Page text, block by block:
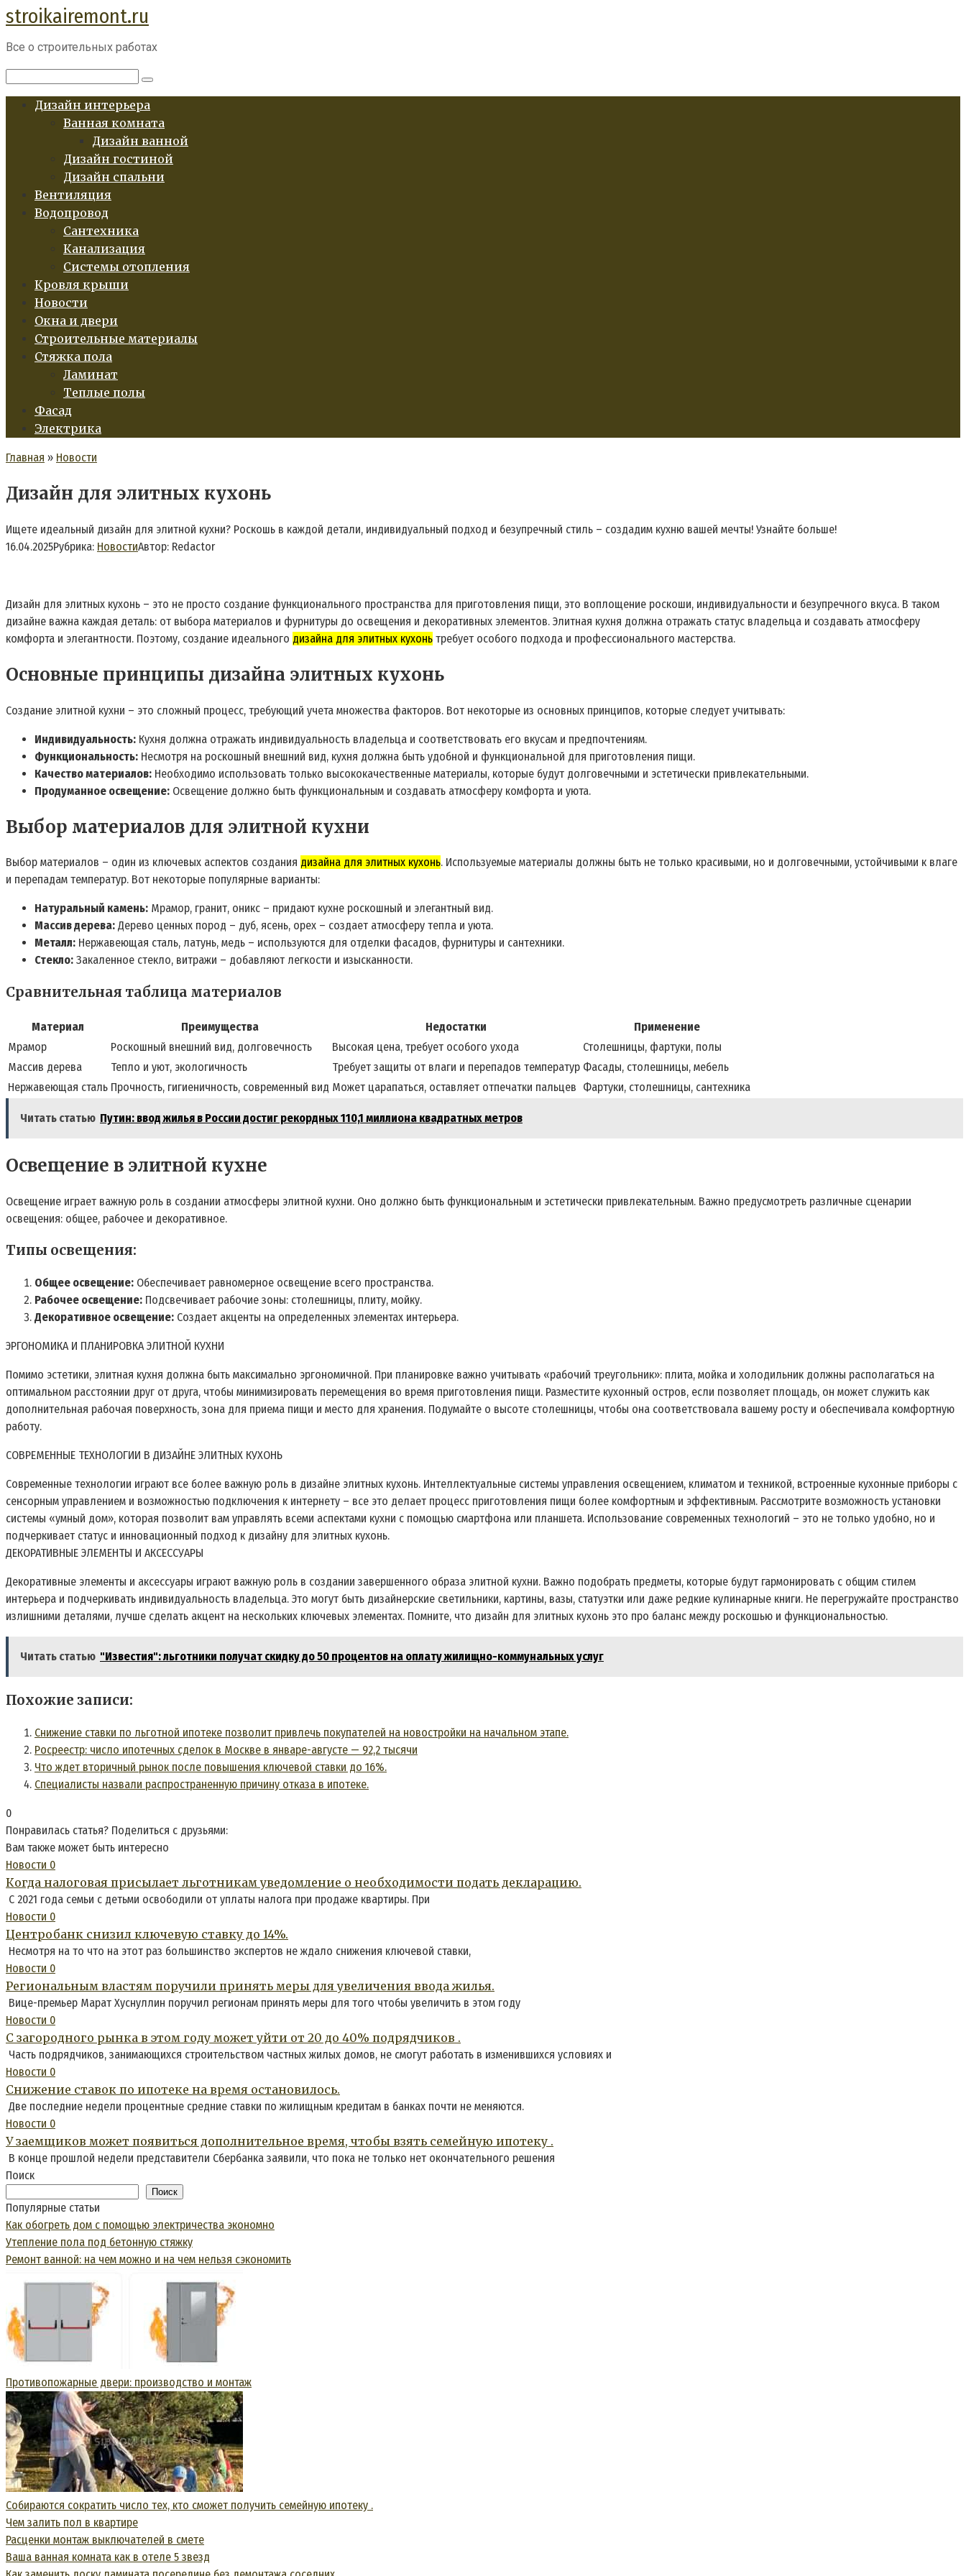
Перейти
к
контенту
stroikairemont.ru
Все о строительных работах
Дизайн интерьера
Ванная комната
Дизайн ванной
Дизайн гостиной
Дизайн спальни
Вентиляция
Водопровод
Сантехника
Канализация
Системы отопления
Кровля крыши
Новости
Окна и двери
Строительные материалы
Стяжка пола
Ламинат
Теплые полы
Фасад
Электрика
Главная » Новости
Дизайн для элитных кухонь
Ищете идеальный дизайн для элитной кухни? Роскошь в каждой детали, индивидуальный подход и безупречный стиль – создадим кухню вашей мечты! Узнайте больше!
16.04.2025Рубрика: НовостиАвтор: Redactor
Дизайн для элитных кухонь – это не просто создание функционального пространства для приготовления пищи, это воплощение роскоши, индивидуальности и безупречного вкуса. В таком
дизайне важна каждая деталь: от выбора материалов и фурнитуры до освещения и декоративных элементов. Элитная кухня должна отражать статус владельца и создавать атмосферу
комфорта и элегантности. Поэтому, создание идеального дизайна для элитных кухонь требует особого подхода и профессионального мастерства.
Основные принципы дизайна элитных кухонь
Создание элитной кухни – это сложный процесс, требующий учета множества факторов. Вот некоторые из основных принципов, которые следует учитывать:
Индивидуальность: Кухня должна отражать индивидуальность владельца и соответствовать его вкусам и предпочтениям.
Функциональность: Несмотря на роскошный внешний вид, кухня должна быть удобной и функциональной для приготовления пищи.
Качество материалов: Необходимо использовать только высококачественные материалы, которые будут долговечными и эстетически привлекательными.
Продуманное освещение: Освещение должно быть функциональным и создавать атмосферу комфорта и уюта.
Выбор материалов для элитной кухни
Выбор материалов – один из ключевых аспектов создания дизайна для элитных кухонь. Используемые материалы должны быть не только красивыми, но и долговечными, устойчивыми к влаге
и перепадам температур. Вот некоторые популярные варианты:
Натуральный камень: Мрамор, гранит, оникс – придают кухне роскошный и элегантный вид.
Массив дерева: Дерево ценных пород – дуб, ясень, орех – создает атмосферу тепла и уюта.
Металл: Нержавеющая сталь, латунь, медь – используются для отделки фасадов, фурнитуры и сантехники.
Стекло: Закаленное стекло, витражи – добавляют легкости и изысканности.
Сравнительная таблица материалов
Материал Преимущества Недостатки
Применение
Мрамор
Роскошный внешний вид, долговечность Высокая цена, требует особого ухода
Столешницы, фартуки, полы
Массив дерева
Тепло и уют, экологичность Требует защиты от влаги и перепадов температур Фасады, столешницы, мебель
Нержавеющая сталь Прочность, гигиеничность, современный вид Может царапаться, оставляет отпечатки пальцев Фартуки, столешницы, сантехника
Читать статью Путин: ввод жилья в России достиг рекордных 110,1 миллиона квадратных метров
Освещение в элитной кухне
Освещение играет важную роль в создании атмосферы элитной кухни. Оно должно быть функциональным и эстетически привлекательным. Важно предусмотреть различные сценарии
освещения: общее, рабочее и декоративное.
Типы освещения:
Общее освещение: Обеспечивает равномерное освещение всего пространства.
Рабочее освещение: Подсвечивает рабочие зоны: столешницы, плиту, мойку.
Декоративное освещение: Создает акценты на определенных элементах интерьера.
ЭРГОНОМИКА И ПЛАНИРОВКА ЭЛИТНОЙ КУХНИ
Помимо эстетики, элитная кухня должна быть максимально эргономичной. При планировке важно учитывать «рабочий треугольник»: плита, мойка и холодильник должны располагаться на
оптимальном расстоянии друг от друга, чтобы минимизировать перемещения во время приготовления пищи. Разместите кухонный остров, если позволяет площадь, он может служить как
дополнительная рабочая поверхность, зона для приема пищи и место для хранения. Подумайте о высоте столешницы, чтобы она соответствовала вашему росту и обеспечивала комфортную
работу.
СОВРЕМЕННЫЕ ТЕХНОЛОГИИ В ДИЗАЙНЕ ЭЛИТНЫХ КУХОНЬ
Современные технологии играют все более важную роль в дизайне элитных кухонь. Интеллектуальные системы управления освещением, климатом и техникой, встроенные кухонные приборы с
сенсорным управлением и возможностью подключения к интернету – все это делает процесс приготовления пищи более комфортным и эффективным. Рассмотрите возможность установки
системы «умный дом», которая позволит вам управлять всеми аспектами кухни с помощью смартфона или планшета. Использование современных технологий – это не только удобно, но и
подчеркивает статус и инновационный подход к дизайну для элитных кухонь.
ДЕКОРАТИВНЫЕ ЭЛЕМЕНТЫ И АКСЕССУАРЫ
Декоративные элементы и аксессуары играют важную роль в создании завершенного образа элитной кухни. Важно подобрать предметы, которые будут гармонировать с общим стилем
интерьера и подчеркивать индивидуальность владельца. Это могут быть дизайнерские светильники, картины, вазы, статуэтки или даже редкие кулинарные книги. Не перегружайте пространство
излишними деталями, лучше сделать акцент на нескольких ключевых элементах. Помните, что дизайн для элитных кухонь это про баланс между роскошью и функциональностью.
Читать статью "Известия": льготники получат скидку до 50 процентов на оплату жилищно-коммунальных услуг
Похожие записи:
Снижение ставки по льготной ипотеке позволит привлечь покупателей на новостройки на начальном этапе.
Росреестр: число ипотечных сделок в Москве в январе-августе — 92,2 тысячи
Что ждет вторичный рынок после повышения ключевой ставки до 16%.
Специалисты назвали распространенную причину отказа в ипотеке.
0
Понравилась статья? Поделиться с друзьями:
Вам также может быть интересно
Новости 0
Когда налоговая присылает льготникам уведомление о необходимости подать декларацию.
С 2021 года семьи с детьми освободили от уплаты налога при продаже квартиры. При
Новости 0
Центробанк снизил ключевую ставку до 14%.
Несмотря на то что на этот раз большинство экспертов не ждало снижения ключевой ставки,
Новости 0
Региональным властям поручили принять меры для увеличения ввода жилья.
Вице-премьер Марат Хуснуллин поручил регионам принять меры для того чтобы увеличить в этом году
Новости 0
С загородного рынка в этом году может уйти от 20 до 40% подрядчиков .
Часть подрядчиков, занимающихся строительством частных жилых домов, не смогут работать в изменившихся условиях и
Новости 0
Снижение ставок по ипотеке на время остановилось.
Две последние недели процентные средние ставки по жилищным кредитам в банках почти не меняются.
Новости 0
У заемщиков может появиться дополнительное время, чтобы взять семейную ипотеку .
В конце прошлой недели представители Сбербанка заявили, что пока не только нет окончательного решения
Поиск
Поиск
Популярные статьи
Как обогреть дом с помощью электричества экономно
Утепление пола под бетонную стяжку
Ремонт ванной: на чем можно и на чем нельзя сэкономить
Противопожарные двери: производство и монтаж
Собираются сократить число тех, кто сможет получить семейную ипотеку .
Чем залить пол в квартире
Расценки монтаж выключателей в смете
Ваша ванная комната как в отеле 5 звезд